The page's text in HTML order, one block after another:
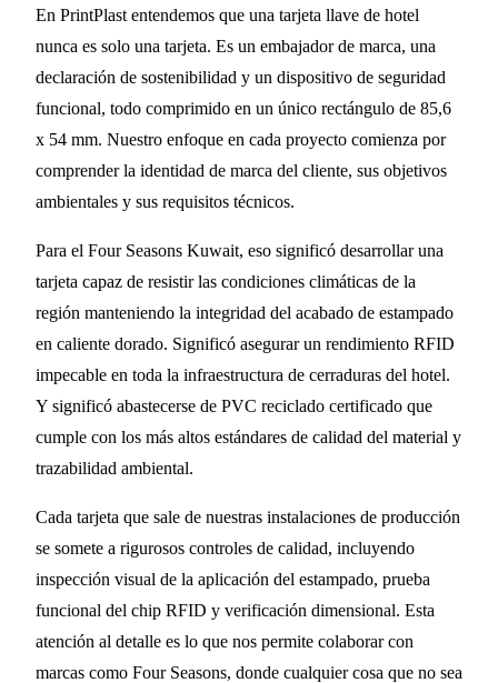
En PrintPlast entendemos que una tarjeta llave de hotel
nunca es solo una tarjeta. Es un embajador de marca, una
declaración de sostenibilidad y un dispositivo de seguridad
funcional, todo comprimido en un único rectángulo de 85,6
x 54 mm. Nuestro enfoque en cada proyecto comienza por
comprender la identidad de marca del cliente, sus objetivos
ambientales y sus requisitos técnicos.
Para el Four Seasons Kuwait, eso significó desarrollar una
tarjeta capaz de resistir las condiciones climáticas de la
región manteniendo la integridad del acabado de estampado
en caliente dorado. Significó asegurar un rendimiento RFID
impecable en toda la infraestructura de cerraduras del hotel.
Y significó abastecerse de PVC reciclado certificado que
cumple con los más altos estándares de calidad del material y
trazabilidad ambiental.
Cada tarjeta que sale de nuestras instalaciones de producción
se somete a rigurosos controles de calidad, incluyendo
inspección visual de la aplicación del estampado, prueba
funcional del chip RFID y verificación dimensional. Esta
atención al detalle es lo que nos permite colaborar con
marcas como Four Seasons, donde cualquier cosa que no sea